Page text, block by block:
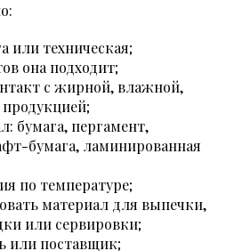
или техническая;
она подходит;
с жирной, влажной,
бумага, пергамент,
бумага, ламинированная
по температуре;
материал для выпечки,
или сервировки;
или поставщик;